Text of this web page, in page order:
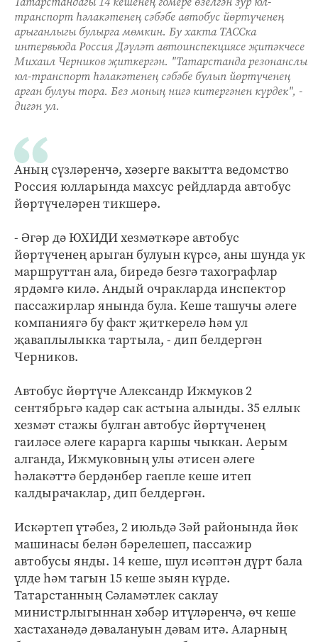
транспорт һәлакәтенең сәбәбе автобус йөртүченең
арыганлыгы булырга мөмкин. Бу хакта ТАССка
интервьюда Россия Дәүләт автоинспекциясе җитәкчесе
Михаил Черников җиткергән. "Татарстанда резонанслы
юл-транспорт һәлакәтенең сәбәбе булып йөртүченең
арган булуы тора. Без моның нигә китергәнен күрдек", -
дигән ул.
Аның сүзләренчә, хәзерге вакытта ведомство
Россия юлларында махсус рейдларда автобус
йөртүчеләрен тикшерә.
- Әгәр дә ЮХИДИ хезмәткәре автобус
йөртүченең арыган булуын күрсә, аны шунда ук
маршруттан ала, биредә безгә тахографлар
ярдәмгә килә. Андый очракларда инспектор
пассажирлар янында була. Кеше ташучы әлеге
компаниягә бу факт җиткерелә һәм ул
җаваплылыкка тартыла, - дип белдергән
Черников.
Автобус йөртүче Александр Ижмуков 2
сентябрьгә кадәр сак астына алынды. 35 еллык
хезмәт стажы булган автобус йөртүченең
гаиләсе әлеге карарга каршы чыккан. Аерым
алганда, Ижмуковның улы әтисен әлеге
һәлакәттә бердәнбер гаепле кеше итеп
калдырачаклар, дип белдергән.
Искәртеп үтәбез, 2 июльдә Зәй районында йөк
машинасы белән бәрелешеп, пассажир
автобусы янды. 14 кеше, шул исәптән дүрт бала
үлде һәм тагын 15 кеше зыян күрде.
Татарстанның Сәламәтлек саклау
министрлыгыннан хәбәр итүләренчә, өч кеше
хастаханәдә дәвалануын дәвам итә. Аларның